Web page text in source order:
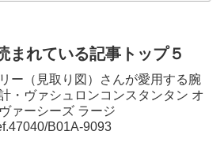
まれている記事トップ５
ー（見取り図）さんが愛用する腕
・ヴァシュロンコンスタンタン オ
ァーシーズ ラージ
B01A-9093